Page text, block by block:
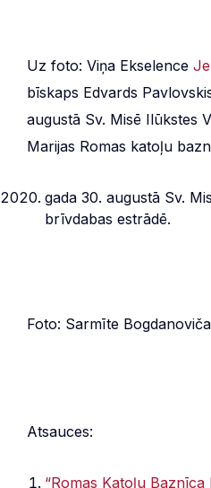
Uz foto: Viņa Ekselence
bīskaps Edvards
augustā Sv. Misē Ilūkstes
Marijas Romas katoļu
gada 30. augustā Sv.
brīvdabas estrādē.
Foto: Sarmīte Bogdanoviča
Atsauces:
“Romas Katoļu Baznīca